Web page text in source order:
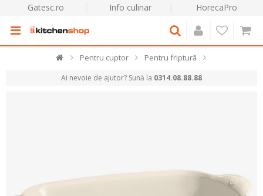
Gatesc.ro Info culinar HorecaPro
Pentru cuptor Pentru friptură
Ai nevoie de ajutor? Sună la 0314.08.88.88